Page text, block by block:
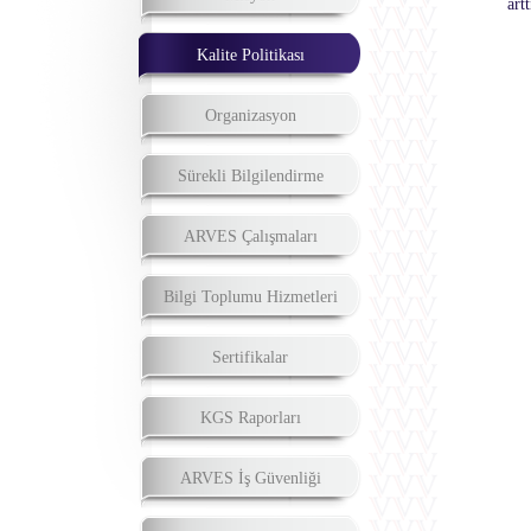
Kalite Politikası
Organizasyon
Sürekli Bilgilendirme
ARVES Çalışmaları
Bilgi Toplumu Hizmetleri
Sertifikalar
KGS Raporları
ARVES İş Güvenliği